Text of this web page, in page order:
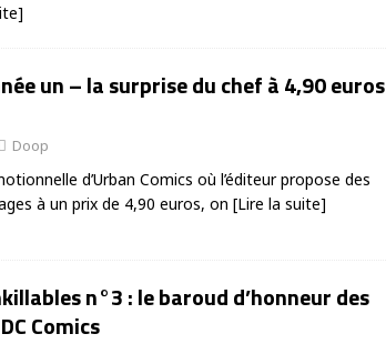
un – la surprise du chef à 4,90 euros
Doop
d’Urban Comics où l’éditeur propose des
à un prix de 4,90 euros, on [Lire la suite]
n°3 : le baroud d’honneur des
Comics